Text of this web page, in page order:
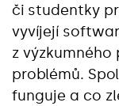
či studentky
vyvíjejí
z
problémů.
funguje a co